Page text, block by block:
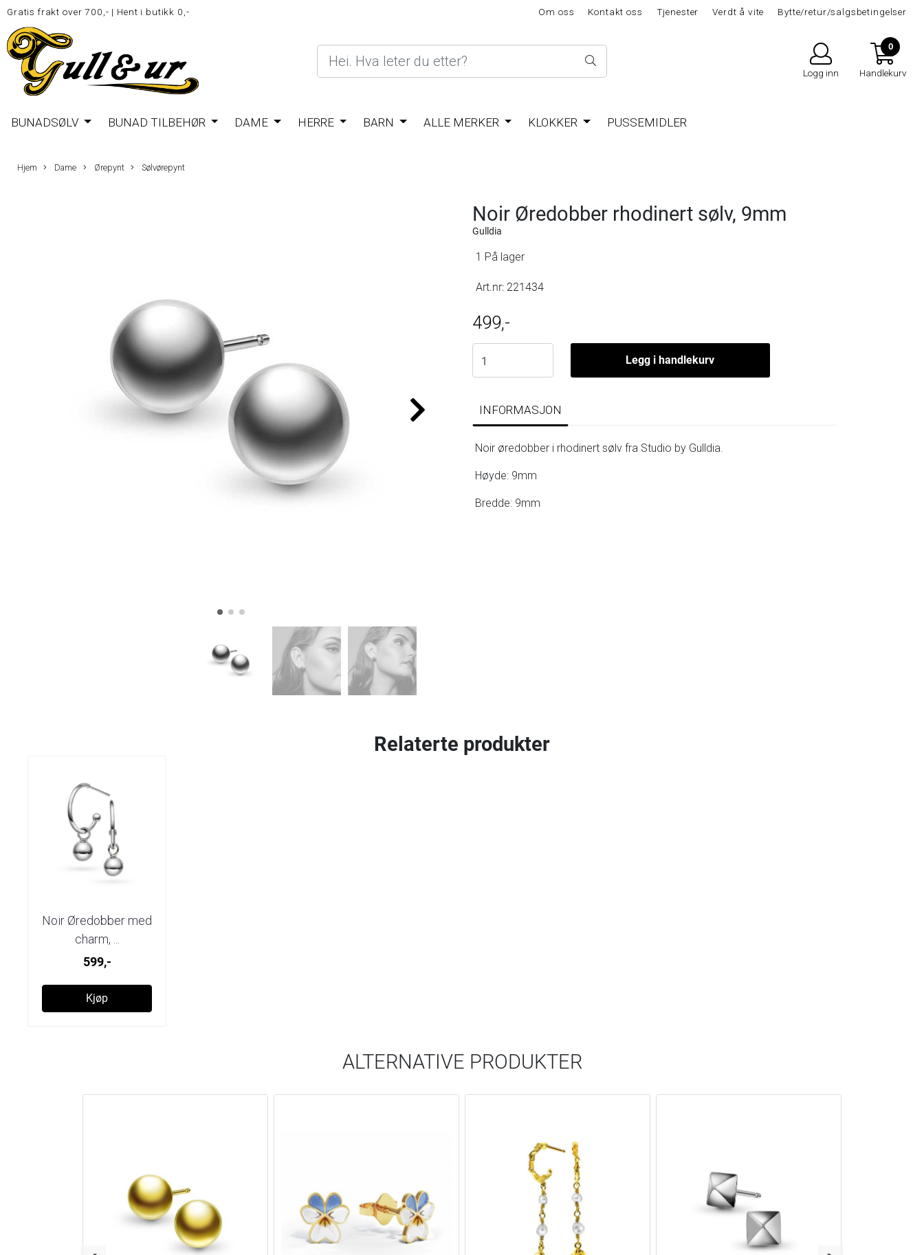
Gratis frakt over 700,- | Hent i butikk 0,- Om oss Kontakt oss Tjenester Verdt å vite Bytte/retur/salgsbetingelser
Logg inn
0
Handlekurv
BUNADSØLV BUNAD TILBEHØR DAME HERRE BARN ALLE MERKER KLOKKER PUSSEMIDLER
Hjem Dame Ørepynt Sølvørepynt
Noir Øredobber rhodinert sølv, 9mm
Gulldia
1 På lager
Art.nr: 221434
499,-
Legg i handlekurv
INFORMASJON
Noir øredobber i rhodinert sølv fra Studio by Gulldia.
Høyde: 9mm
Bredde: 9mm
Relaterte produkter
Noir Øredobber med
charm, ...
599,-
Kjøp
ALTERNATIVE PRODUKTER